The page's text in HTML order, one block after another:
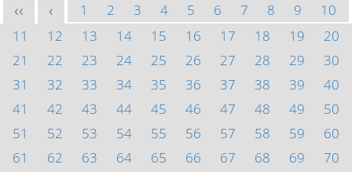
<< < 1 2 3 4 5 6 7 8 9
10
11
12 13 14 15 16 17 18 19
20
21
22 23 24 25 26 27 28 29
30
31
32 33 34 35 36 37 38 39
40
41
42 43 44 45 46 47 48 49
50
51
52 53 54 55 56 57 58 59
60
61
62 63 64 65 66 67 68 69
70